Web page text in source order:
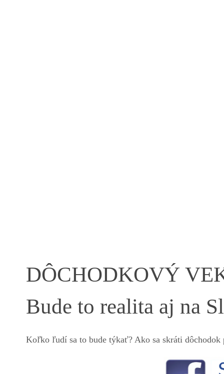
DÔCHODKOVÝ
Bude to realita aj na
Koľko ľudí sa to bude týkať? Ako sa skráti dôchodok